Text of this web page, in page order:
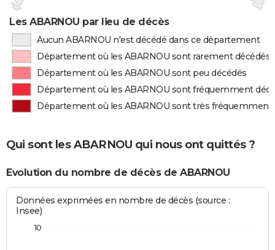
Les ABARNOU par lieu de décès
Aucun ABARNOU n'est décédé dans ce département
Département où les ABARNOU sont rarement décédés
Département où les ABARNOU sont peu décédés
Département où les ABARNOU sont fréquemment
Département où les ABARNOU sont très fréquemment
Qui sont les ABARNOU qui nous ont quittés ?
Evolution du nombre de décès de ABARNOU
Données exprimées en nombre de décès (source :
Insee)
10